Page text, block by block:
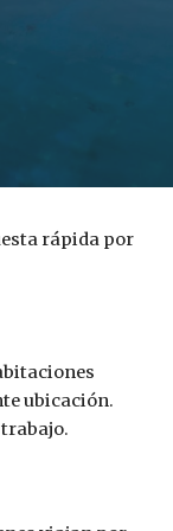
rápida por
ubicación.